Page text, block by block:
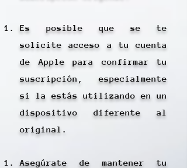
Es posible que se te
solicite acceso a tu cuenta
de Apple para confirmar tu
suscripción, especialmente
si la estás utilizando en un
dispositivo diferente al
original.
Asegúrate de mantener tu